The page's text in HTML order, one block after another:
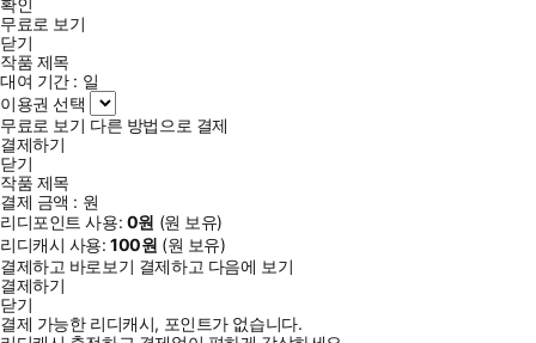
확인
무료로 보기
닫기
작품 제목
대여 기간 : 일
이용권 선택
무료로 보기 다른 방법으로 결제
결제하기
닫기
작품 제목
결제 금액 : 원
리디포인트 사용: 0원 (원 보유)
리디캐시 사용:100원 (원 보유)
결제하고 바로보기 결제하고 다음에 보기
결제하기
닫기
결제 가능한 리디캐시, 포인트가 없습니다.